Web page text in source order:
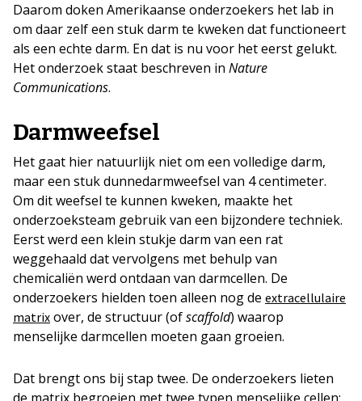
Daarom doken Amerikaanse onderzoekers het lab in
om daar zelf een stuk darm te kweken dat functioneert
als een echte darm. En dat is nu voor het eerst gelukt.
Het onderzoek staat beschreven in Nature
Communications.
Darmweefsel
Het gaat hier natuurlijk niet om een volledige darm,
maar een stuk dunnedarmweefsel van 4 centimeter.
Om dit weefsel te kunnen kweken, maakte het
onderzoeksteam gebruik van een bijzondere techniek.
Eerst werd een klein stukje darm van een rat
weggehaald dat vervolgens met behulp van
chemicaliën werd ontdaan van darmcellen. De
onderzoekers hielden toen alleen nog de extracellulaire
matrix over, de structuur (ofscaffold) waarop
menselijke darmcellen moeten gaan groeien.
Dat brengt ons bij stap twee. De onderzoekers lieten